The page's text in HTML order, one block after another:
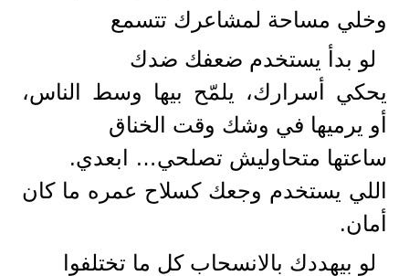
وخلي مساحة لمشاعرك تتسمع
لو بدأ يستخدم ضعفك ضدك
يحكي أسرارك، يلمّح بيها وسط الناس،
أو يرميها في وشك وقت الخناق
ساعتها متحاوليش تصلحي… ابعدي.
اللي يستخدم وجعك كسلاح عمره ما كان
أمان.
لو بيهددك بالانسحاب كل ما تختلفوا